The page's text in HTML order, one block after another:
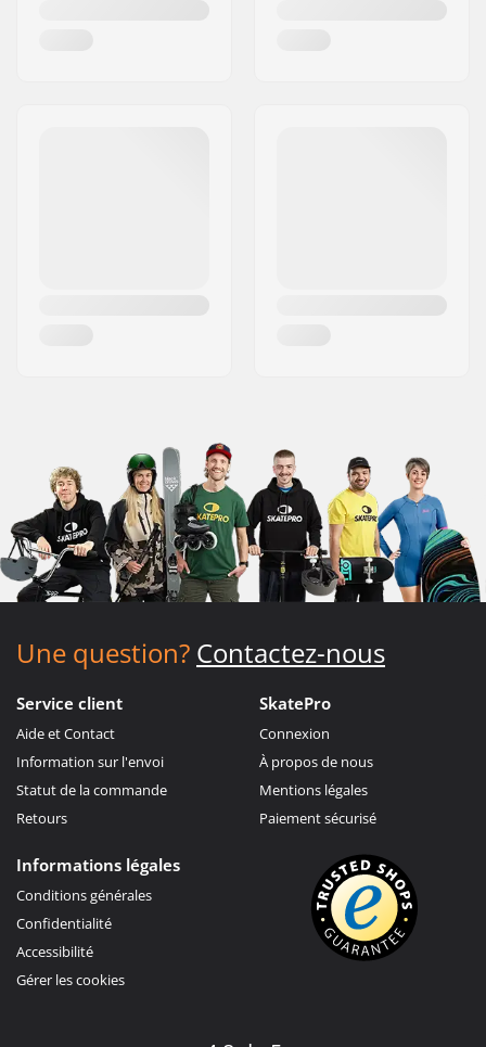
Une question? Contactez-nous
Service client
Aide et Contact
Information sur l'envoi
Statut de la commande
Retours
SkatePro
Connexion
À propos de nous
Mentions légales
Paiement sécurisé
Informations légales
Conditions générales
Confidentialité
Accessibilité
Gérer les cookies